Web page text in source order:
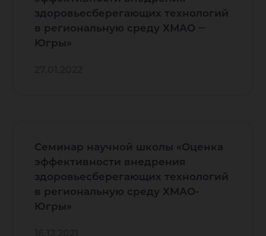
здоровьесберегающих технологий
в региональную среду ХМАО ‒
Югры»
Семинар научной школы «Оценка
эффективности внедрения
здоровьесберегающих технологий
в региональную среду ХМАО-
Югры»